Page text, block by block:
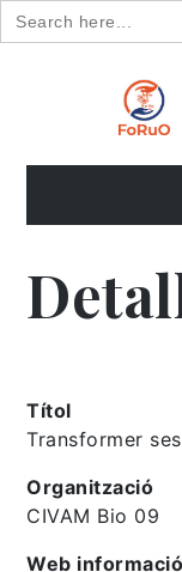
Search
for:
Títol
Transformer
Organització
CIVAM Bio 09
Web informació